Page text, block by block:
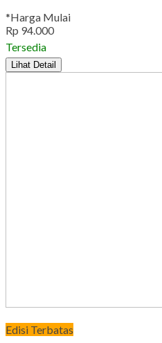
*Harga Mulai
Rp 94.000
Tersedia
Lihat Detail
Edisi Terbatas